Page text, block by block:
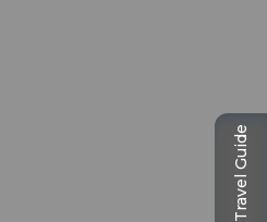
Travel Guide